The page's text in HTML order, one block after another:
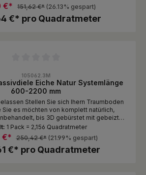
€* pro Quadratmeter
€* 151,62 €* (26.13% gespart)
105062.3M
Eiche Natur Systemlänge
600-2200 mm
Stellen Sie sich Ihern Traumboden
Sie es möchten von komplett natürlich,
bis 3D gebürstet mit gebeizter
ANDERE SORTIERUNGEN AUF
ANFRAGE
€* pro Quadratmeter
€* 250,42 €* (21.99% gespart)
1 Pack = 2,156 Quadratmeter